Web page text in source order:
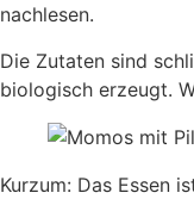
nachlesen.
Die Zutaten sind
biologisch erzeugt.
Kurzum: Das Essen